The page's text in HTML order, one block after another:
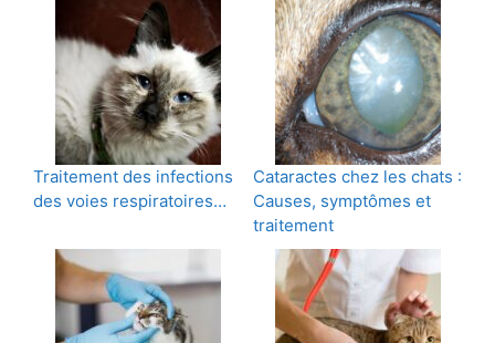
Traitement des infections
des voies respiratoires…
Cataractes chez les chats :
Causes, symptômes et
traitement